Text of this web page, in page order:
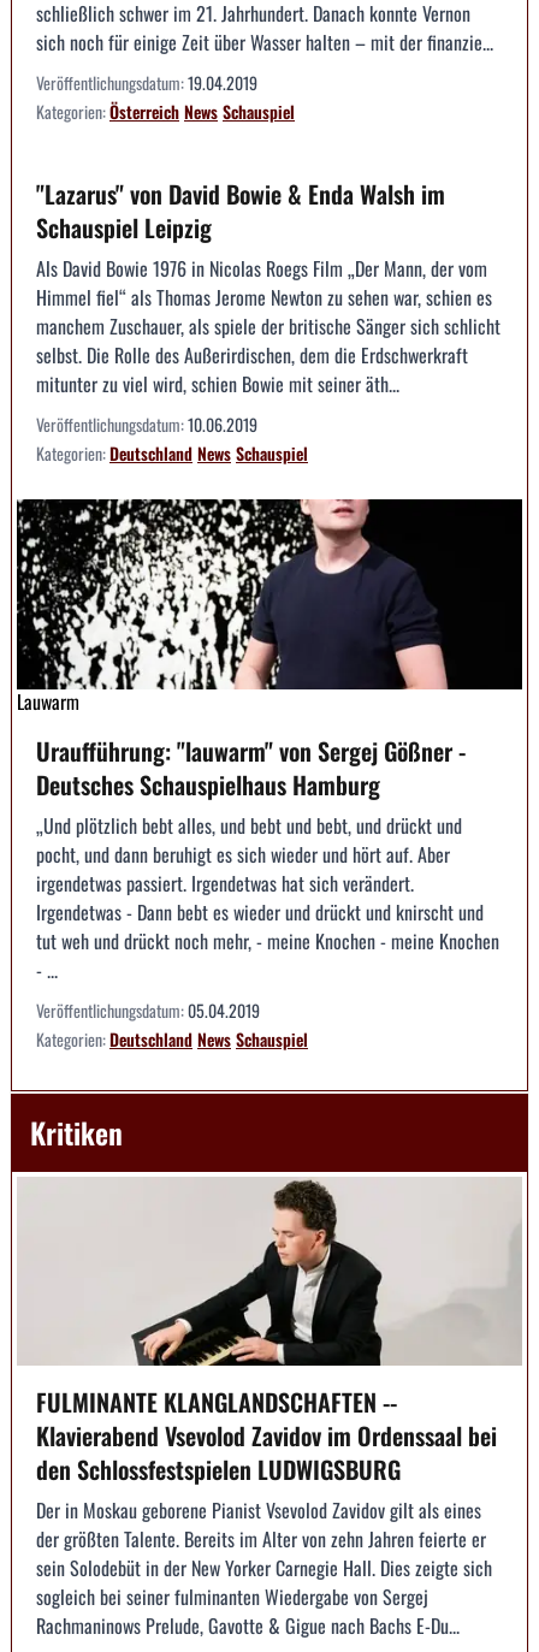
schließlich schwer im 21. Jahrhundert. Danach konnte Vernon
sich noch für einige Zeit über Wasser halten – mit der finanzie...
Veröffentlichungsdatum:19.04.2019
Kategorien:ÖsterreichNewsSchauspiel
"Lazarus" von David Bowie & Enda Walsh im
Schauspiel Leipzig
Als David Bowie 1976 in Nicolas Roegs Film „Der Mann, der vom
Himmel fiel“ als Thomas Jerome Newton zu sehen war, schien es
manchem Zuschauer, als spiele der britische Sänger sich schlicht
selbst. Die Rolle des Außerirdischen, dem die Erdschwerkraft
mitunter zu viel wird, schien Bowie mit seiner äth...
Veröffentlichungsdatum:10.06.2019
Kategorien:DeutschlandNewsSchauspiel
Lauwarm
Uraufführung: "lauwarm" von Sergej Gößner -
Deutsches Schauspielhaus Hamburg
„Und plötzlich bebt alles, und bebt und bebt, und drückt und
pocht, und dann beruhigt es sich wieder und hört auf. Aber
irgendetwas passiert. Irgendetwas hat sich verändert.
Irgendetwas - Dann bebt es wieder und drückt und knirscht und
tut weh und drückt noch mehr, - meine Knochen - meine Knochen
- ...
Veröffentlichungsdatum:05.04.2019
Kategorien:DeutschlandNewsSchauspiel
Kritiken
FULMINANTE KLANGLANDSCHAFTEN --
Klavierabend Vsevolod Zavidov im Ordenssaal bei
den Schlossfestspielen LUDWIGSBURG
Der in Moskau geborene Pianist Vsevolod Zavidov gilt als eines
der größten Talente. Bereits im Alter von zehn Jahren feierte er
sein Solodebüt in der New Yorker Carnegie Hall. Dies zeigte sich
sogleich bei seiner fulminanten Wiedergabe von Sergej
Rachmaninows Prelude, Gavotte & Gigue nach Bachs E-Du...